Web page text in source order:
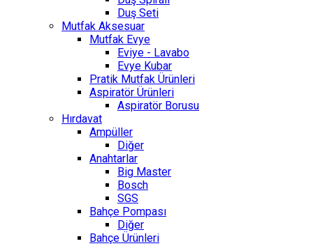
Duş Seti
Mutfak Aksesuar
Mutfak Evye
Eviye - Lavabo
Evye Kubar
Pratik Mutfak Ürünleri
Aspiratör Ürünleri
Aspiratör Borusu
Hırdavat
Ampüller
Diğer
Anahtarlar
Big Master
Bosch
SGS
Bahçe Pompası
Diğer
Bahçe Ürünleri